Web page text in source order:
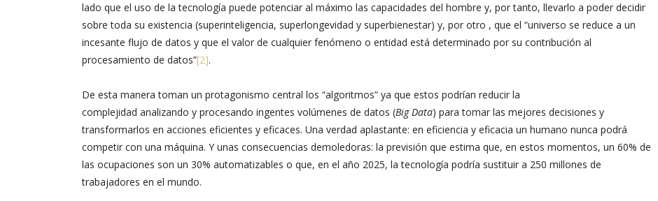
lado que el uso de la tecnología puede potenciar al máximo las capacidades del hombre y, por tanto, llevarlo a poder decidir
sobre toda su existencia (superinteligencia, superlongevidad y superbienestar) y, por otro , que el “universo se reduce a un
incesante flujo de datos y que el valor de cualquier fenómeno o entidad está determinado por su contribución al
procesamiento de datos”[2].
De esta manera toman un protagonismo central los “algoritmos” ya que estos podrían reducir la
complejidad analizando y procesando ingentes volúmenes de datos (Big Data) para tomar las mejores decisiones y
transformarlos en acciones eficientes y eficaces. Una verdad aplastante: en eficiencia y eficacia un humano nunca podrá
competir con una máquina. Y unas consecuencias demoledoras: la previsión que estima que, en estos momentos, un 60% de
las ocupaciones son un 30% automatizables o que, en el año 2025, la tecnología podría sustituir a 250 millones de
trabajadores en el mundo.